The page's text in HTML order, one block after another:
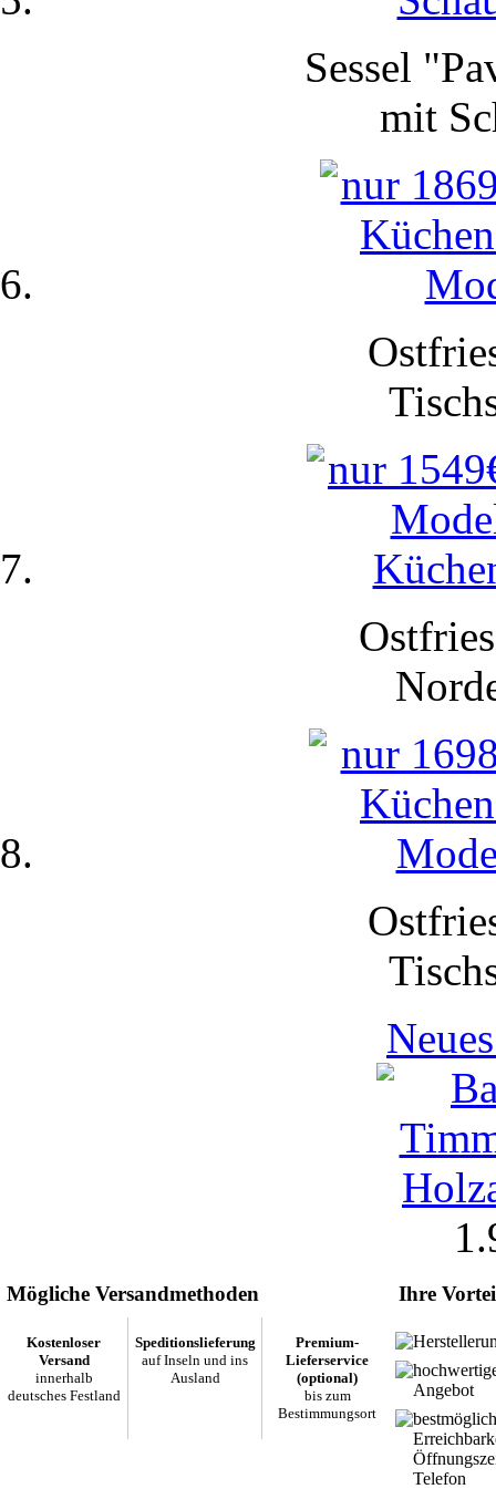
Sessel
mit
Mögliche Versandmethoden
Kostenloser
Versand
innerhalb
deutsches Festland
Speditionslieferung
auf Inseln und ins
Ausland
Premium-
Lieferservice
(optional)
bis zum
Bestimmungsort
Ihre
Angebot
Telefon